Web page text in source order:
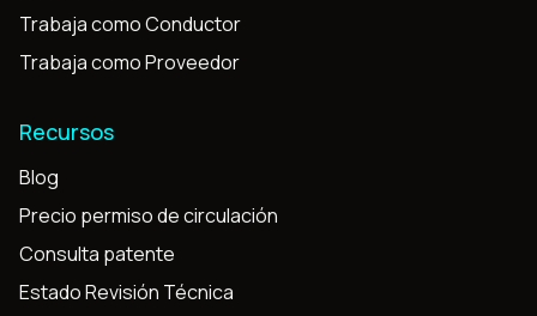
Trabaja como Conductor
Trabaja como Proveedor
Recursos
Blog
Precio permiso de circulación
Consulta patente
Estado Revisión Técnica